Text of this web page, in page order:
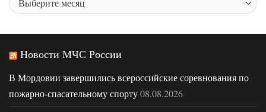
Новости МЧС России
В Мордовии завершились всероссийские соревнования по
пожарно-спасательному спорту08.08.2026